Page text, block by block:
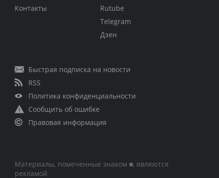
Контакты
Rutube
Telegram
Дзен
Быстрая подписка на новости
RSS
Политика конфиденциальности
Сообщить об ошибке
Правовая информация
Материалы, помеченные знаком ■, являются
рекламой